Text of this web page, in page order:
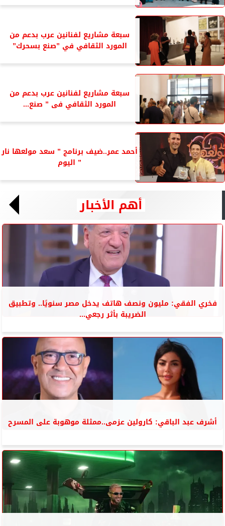
سبعة مشاريع لفنانين عرب بدعم من
المورد الثقافي في ”صنع بسحرك”
سبعة مشاريع لفنانين عرب بدعم من
المورد الثقافي فى ” صنع...
أحمد عمر..ضيف برنامج ” سعد مولعها نار
” اليوم
أهم الأخبار
فخري الفقي: مليون ونصف هاتف يدخل مصر سنويًا.. وتطبيق
الضريبة بأثر رجعي...
أشرف عبد الباقي: كارولين عزمى..ممثلة موهوبة على المسرح